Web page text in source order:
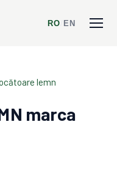
RO EN
lemn
marca